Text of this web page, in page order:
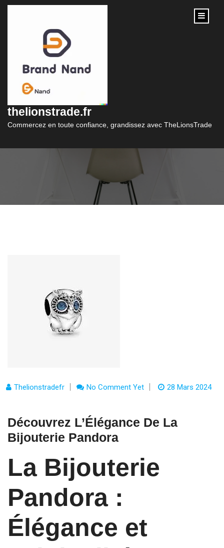
content
thelionstrade.fr
Commercez en toute confiance, grandissez avec TheLionsTrade
Découvrez l’Élégance
de la Bijouterie
Pandora
Thelionstradefr No Comment Yet 28 Mars 2024
Découvrez L’Élégance De La
Bijouterie Pandora
La Bijouterie
Pandora :
Élégance et